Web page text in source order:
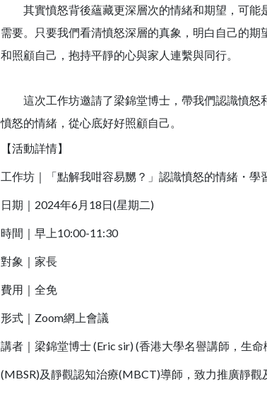
其實憤怒背後蘊藏更深層次的情緒和期望，可能
需要。只要我們看清憤怒深層的真象，明白自己的
和照顧自己，抱持平靜的心與家人連繫與同行。
這次工作坊邀請了梁錦堂博士，帶我們認識憤怒
憤怒的情緒，從心底好好照顧自己。
【活動詳情】
工作坊｜「點解我咁容易嬲？」認識憤怒的情緒・學
日期｜2024年6月18日(星期二)
時間｜早上10:00-11:30
對象｜家長
費用｜全免
形式｜Zoom網上會議
講者｜梁錦堂博士 (Eric sir) (香港大學名譽講師，生
(MBSR)及靜觀認知治療(MBCT)導師，致力推廣靜觀